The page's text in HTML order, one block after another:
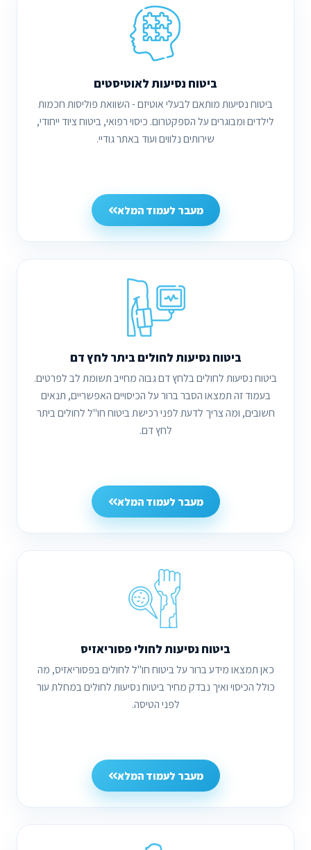
ביטוח נסיעות לאוטיסטים
ביטוח נסיעות מותאם לבעלי אוטיזם - השוואת פוליסות חכמות
לילדים ומבוגרים על הספקטרום. כיסוי רפואי, ביטוח ציוד ייחודי,
שירותים נלווים ועוד באתר גודיי.
מעבר לעמוד המלא
ביטוח נסיעות לחולים ביתר לחץ דם
ביטוח נסיעות לחולים בלחץ דם גבוה מחייב תשומת לב לפרטים.
בעמוד זה תמצאו הסבר ברור על הכיסויים האפשריים, תנאים
חשובים, ומה צריך לדעת לפני רכישת ביטוח חו"ל לחולים ביתר
לחץ דם.
מעבר לעמוד המלא
ביטוח נסיעות לחולי פסוריאזיס
כאן תמצאו מידע ברור על ביטוח חו"ל לחולים בפסוריאזיס, מה
כולל הכיסוי ואיך נבדק מחיר ביטוח נסיעות לחולים במחלת עור
לפני הטיסה.
מעבר לעמוד המלא